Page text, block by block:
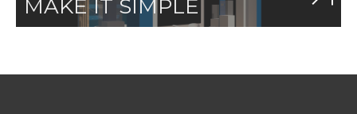
MAKE IT SIMPLE